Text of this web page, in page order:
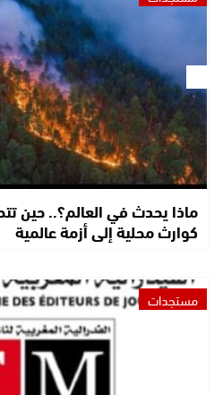
ماذا يحدث في العالم؟.. حين
كوارث محلية إلى أزمة عالمية
مستجدات